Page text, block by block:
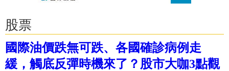
股票
國際油價跌無可跌、各國確診病例走
緩，觸底反彈時機來了？股市大咖3點觀